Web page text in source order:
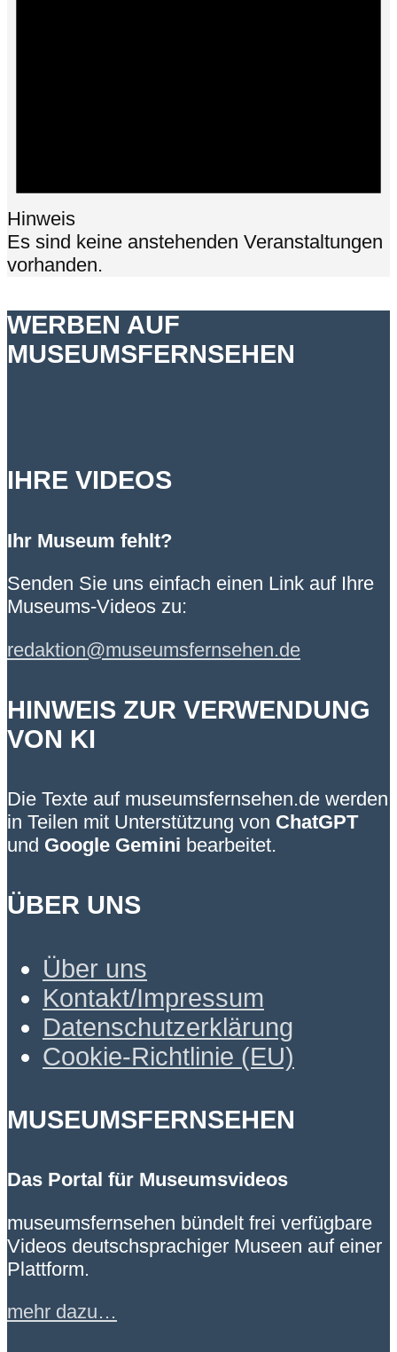
Hinweis
Es sind keine anstehenden Veranstaltungen
vorhanden.
WERBEN AUF
MUSEUMSFERNSEHEN
IHRE VIDEOS
Ihr Museum fehlt?
Senden Sie uns einfach einen Link auf Ihre
Museums-Videos zu:
redaktion@museumsfernsehen.de
HINWEIS ZUR VERWENDUNG
VON KI
Die Texte auf museumsfernsehen.de werden
in Teilen mit Unterstützung von ChatGPT
und Google Gemini bearbeitet.
ÜBER UNS
Über uns
Kontakt/Impressum
Datenschutzerklärung
Cookie-Richtlinie (EU)
MUSEUMSFERNSEHEN
Das Portal für Museumsvideos
museumsfernsehen bündelt frei verfügbare
Videos deutschsprachiger Museen auf einer
Plattform.
mehr dazu…